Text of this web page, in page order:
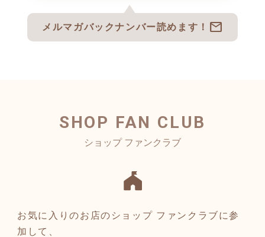
メルマガバックナンバー読めます！ mail
SHOP FAN CLUB
お気に入りのお店のショップ ファンクラブに参
加して、